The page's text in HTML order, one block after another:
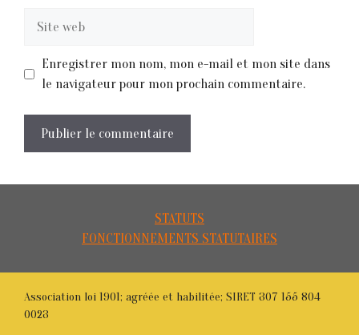
Enregistrer mon nom, mon e-mail et mon site dans
le navigateur pour mon prochain commentaire.
STATUTS
FONCTIONNEMENTS STATUTAIRES
Association loi 1901; agréée et habilitée; SIRET 307 155 804
0023